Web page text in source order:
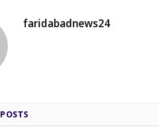
faridabadnews24
POSTS